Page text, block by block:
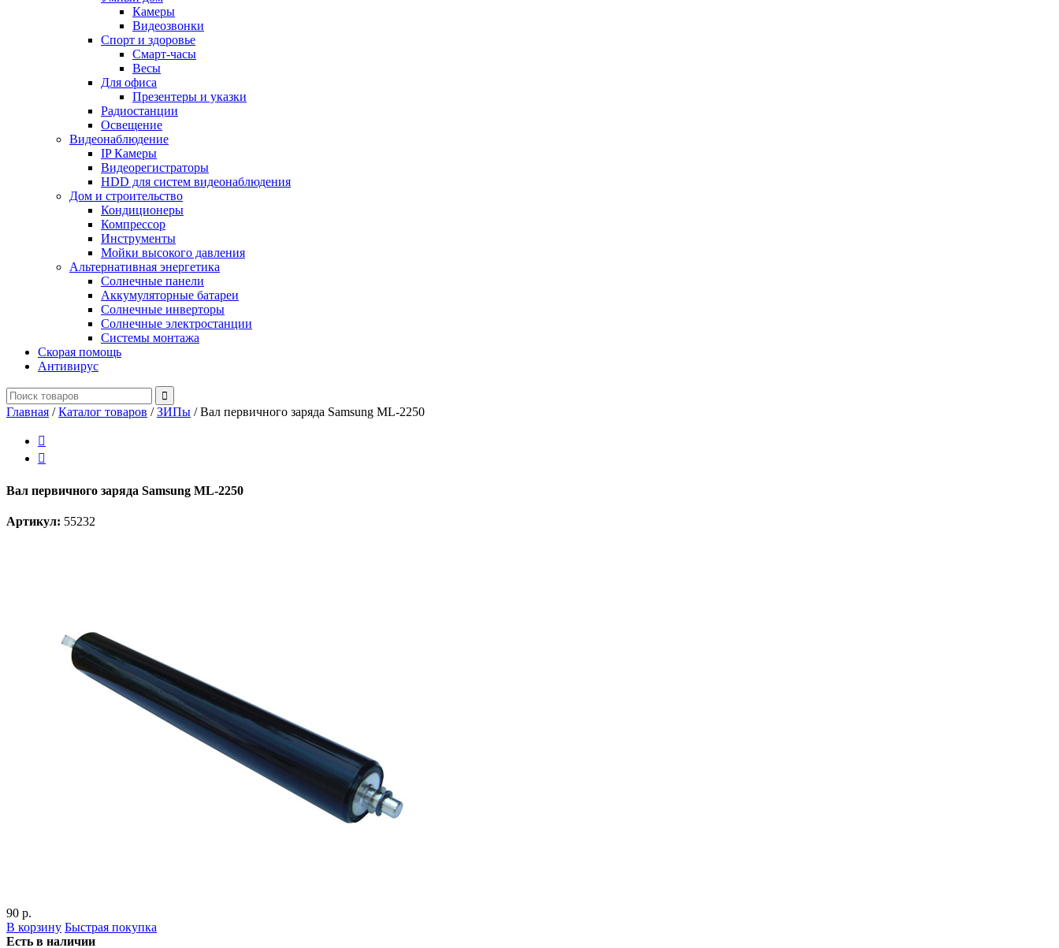
Камеры
Видеозвонки
Спорт и здоровье
Смарт-часы
Весы
Для офиса
Презентеры и указки
Радиостанции
Освещение
Видеонаблюдение
IP Камеры
Видеорегистраторы
HDD для систем видеонаблюдения
Дом и строительство
Кондиционеры
Компрессор
Инструменты
Мойки высокого давления
Альтернативная энергетика
Солнечные панели
Аккумуляторные батареи
Солнечные инверторы
Солнечные электростанции
Системы монтажа
Скорая помощь
Антивирус
Главная /Каталог товаров /ЗИПы /Вал первичного заряда Samsung ML-2250


Вал первичного заряда Samsung ML-2250
Артикул: 55232
90 р.
В корзину Быстрая покупка
Есть в наличии